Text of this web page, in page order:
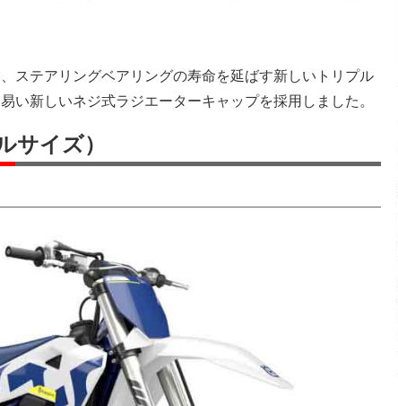
ステアリングベアリングの寿命を延ばす新しいトリプル
い新しいネジ式ラジエーターキャップを採用しました。
サイズ）